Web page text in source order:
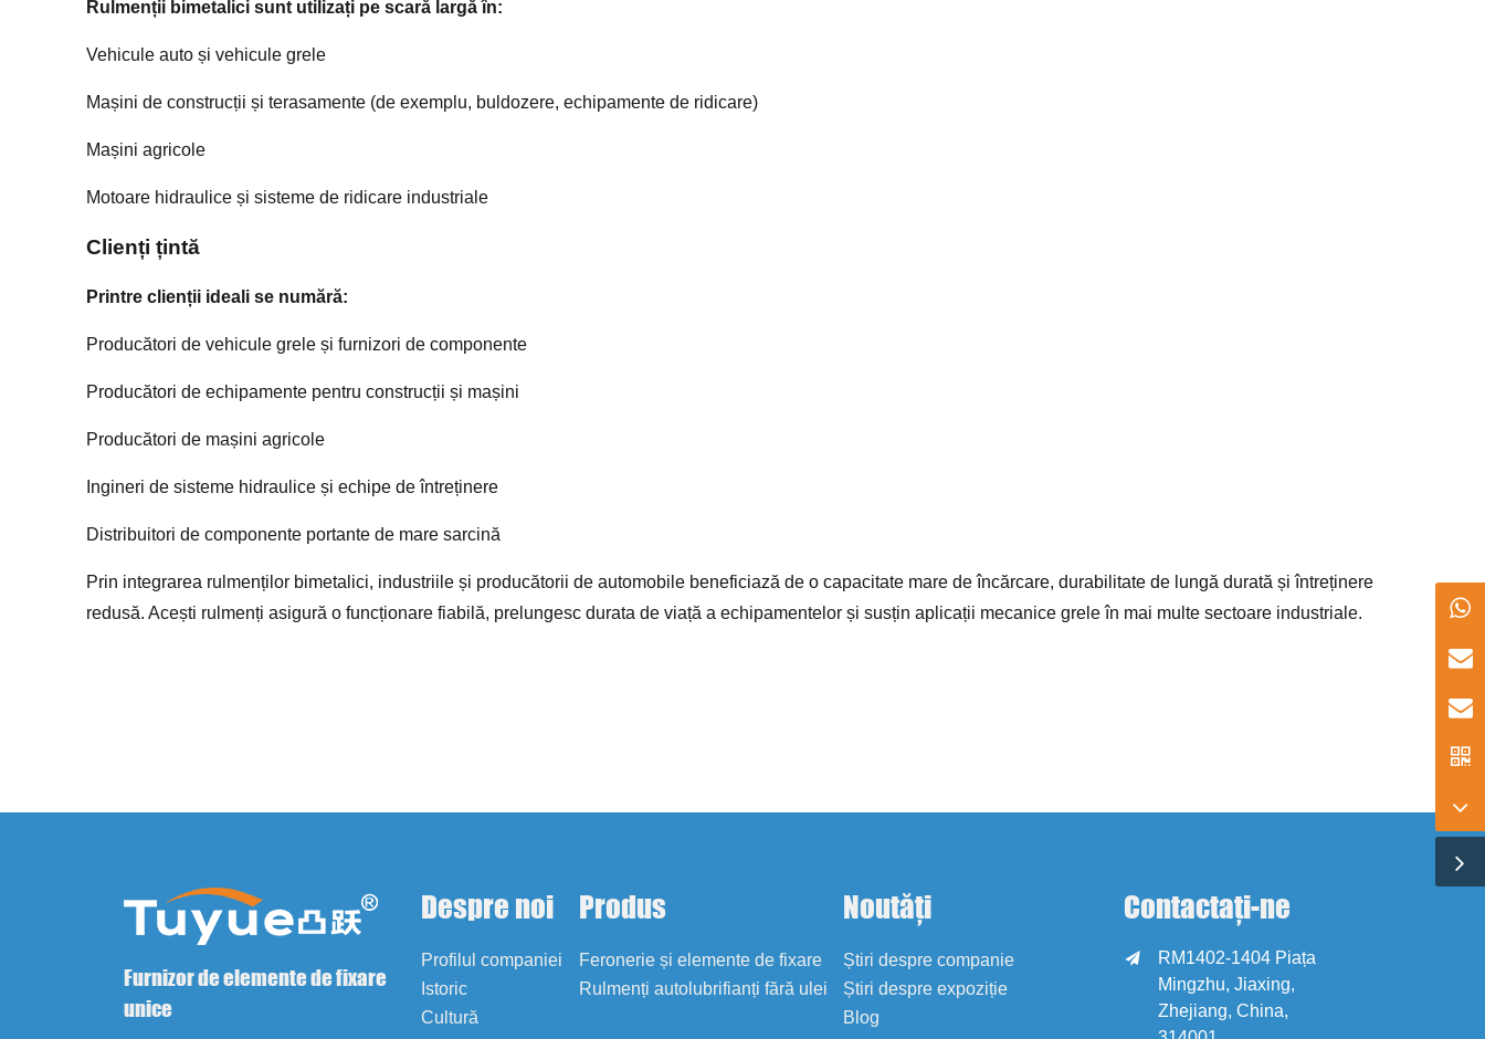
Rulmenții bimetalici sunt utilizați pe scară largă în:
Vehicule auto și vehicule grele
Mașini de construcții și terasamente (de exemplu, buldozere, echipamente de ridicare)
Mașini agricole
Motoare hidraulice și sisteme de ridicare industriale
Clienți țintă
Printre clienții ideali se numără:
Producători de vehicule grele și furnizori de componente
Producători de echipamente pentru construcții și mașini
Producători de mașini agricole
Ingineri de sisteme hidraulice și echipe de întreținere
Distribuitori de componente portante de mare sarcină
Prin integrarea rulmenților bimetalici, industriile și producătorii de automobile beneficiază de o capacitate mare de încărcare, durabilitate de lungă durată și întreținere
redusă. Acești rulmenți asigură o funcționare fiabilă, prelungesc durata de viață a echipamentelor și susțin aplicații mecanice grele în mai multe sectoare industriale.
Furnizor de elemente de fixare
unice
Despre noi
Profilul companiei
Istoric
Cultură
Produs
Feronerie și elemente de fixare
Rulmenți autolubrifianți fără ulei
Noutăți
Știri despre companie
Știri despre expoziție
Blog
Contactați-ne

RM1402-1404 Piața
Mingzhu, Jiaxing,
Zhejiang, China,